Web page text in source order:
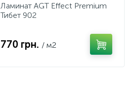
Ламинат AGT Effect Premium
Тибет 902
770 грн. / м2